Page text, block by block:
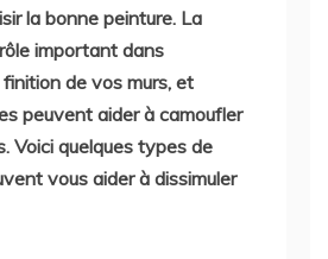
la bonne peinture. La
important dans
finition de vos murs, et
peuvent aider à camoufler
Voici quelques types de
vous aider à dissimuler